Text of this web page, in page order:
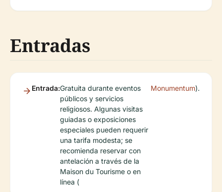
Entradas
Entrada:Gratuita durante eventos
públicos y servicios
religiosos. Algunas visitas
guiadas o exposiciones
especiales pueden requerir
una tarifa modesta; se
recomienda reservar con
antelación a través de la
Maison du Tourisme o en
línea (
Monumentum).